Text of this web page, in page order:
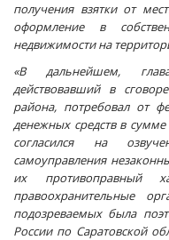
получения взятки от
оформление в
недвижимости на
«В дальнейшем,
действовавший в
района, потребовал от
денежных средств в
согласился на
самоуправления
их противоправный
правоохранительные
подозреваемых была
России по Саратовской